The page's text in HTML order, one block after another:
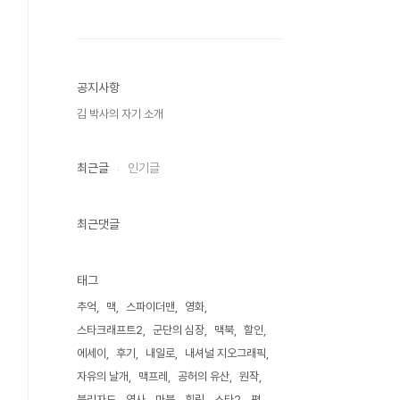
공지사항
김 박사의 자기 소개
최근글 인기글
최근댓글
태그
추억 맥 스파이더맨
영화
스타크래프트2
군단의 심장 맥북
할인
에세이
후기 내일로
내셔널 지오그래픽
자유의 날개
맥프레 공허의 유산
원작